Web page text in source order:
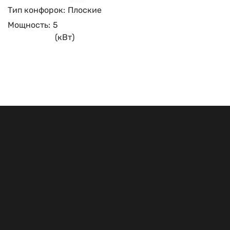
Тип конфорок: Плоские
Мощность: 5
(кВт)